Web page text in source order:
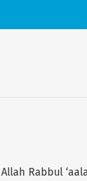
Rabbul